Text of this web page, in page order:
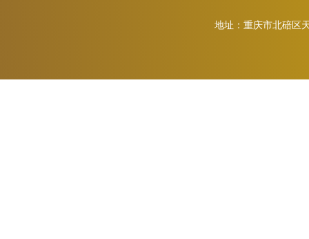
地址：重庆市北碚区